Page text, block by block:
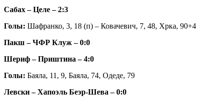
Сабах – Целе – 2:3
Голы: Шафранко, 3, 18 (п) – Ковачевич, 7, 48, Хрка, 90+4
Пакш – ЧФР Клуж – 0:0
Шериф – Приштина– 4:0
Голы: Баяла, 11, 9, Баяла, 74, Одеде, 79
Левски – Хапоэль Беэр-Шева – 0:0